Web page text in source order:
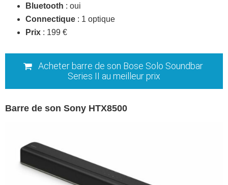
Bluetooth : oui
Connectique : 1 optique
Prix : 199 €
Acheter barre de son Bose Solo Soundbar
Series II au meilleur prix
Barre de son Sony HTX8500